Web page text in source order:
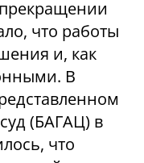
что работы
и, как
В
(БАГАЦ) в
что